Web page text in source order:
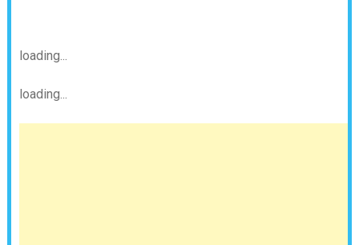
loading...
loading...